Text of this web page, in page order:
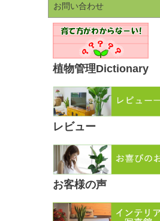
お問い合わせ
植物管理Dictionary
レビュー
お客様の声